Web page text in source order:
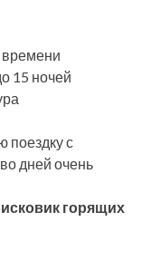
времени
15 ночей
поездку с
дней очень
горящих